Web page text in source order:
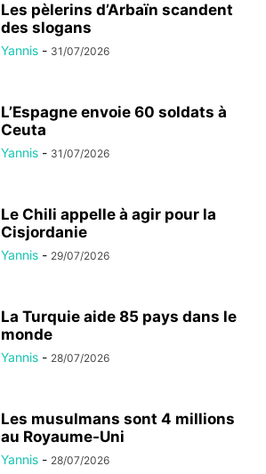
Les pèlerins d’Arbaïn scandent
des slogans
Yannis - 31/07/2026
L’Espagne envoie 60 soldats à
Ceuta
Yannis - 31/07/2026
Le Chili appelle à agir pour la
Cisjordanie
Yannis - 29/07/2026
La Turquie aide 85 pays dans le
monde
Yannis - 28/07/2026
Les musulmans sont 4 millions
au Royaume-Uni
Yannis - 28/07/2026